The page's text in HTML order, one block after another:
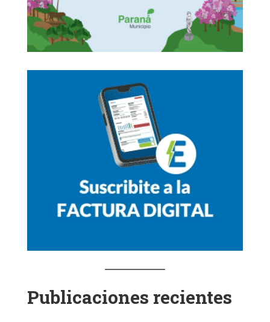
Publicaciones recientes